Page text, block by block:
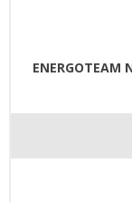
ENERGOTEAM